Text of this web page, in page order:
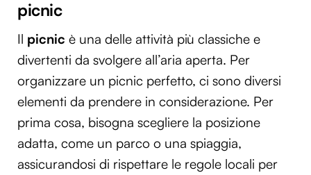
picnic
Il picnic è una delle attività più classiche e
divertenti da svolgere all’aria aperta. Per
organizzare un picnic perfetto, ci sono diversi
elementi da prendere in considerazione. Per
prima cosa, bisogna scegliere la posizione
adatta, come un parco o una spiaggia,
assicurandosi di rispettare le regole locali per